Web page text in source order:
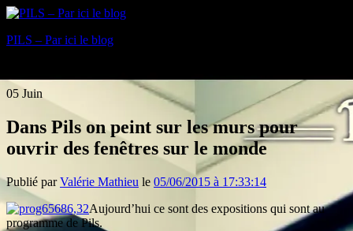
PILS – Par ici le blog
05 Juin
Dans Pils on peint sur les murs pour
ouvrir des fenêtres sur le monde
Publié parValérie Mathieu le 05/06/2015 à 17:33:14
Aujourd’hui ce sont des expositions qui sont au
programme de Pils.